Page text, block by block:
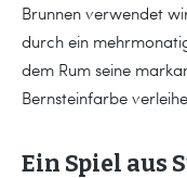
Brunnen verwendet
durch ein
dem Rum seine
Bernsteinfarbe
Ein Spiel aus